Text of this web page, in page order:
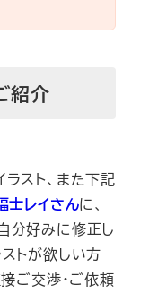
紹介
スト、また下記
士レイさんに、
分好みに修正し
トが欲しい方
ご交渉・ご依頼